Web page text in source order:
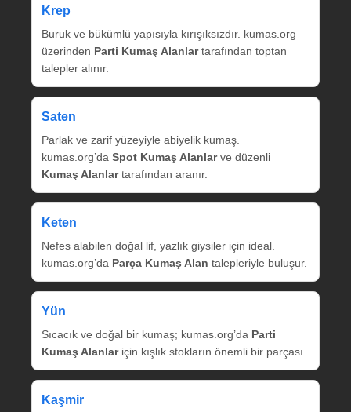
Krep
Buruk ve bükümlü yapısıyla kırışıksızdır. kumas.org
üzerinden Parti Kumaş Alanlartarafından toptan
talepler alınır.
Saten
Parlak ve zarif yüzeyiyle abiyelik kumaş.
kumas.org’da Spot Kumaş Alanlarve düzenli
Kumaş Alanlartarafından aranır.
Keten
Nefes alabilen doğal lif, yazlık giysiler için ideal.
kumas.org’da Parça Kumaş Alan talepleriyle buluşur.
Yün
Sıcacık ve doğal bir kumaş; kumas.org’da Parti
Kumaş Alanlariçin kışlık stokların önemli bir parçası.
Kaşmir